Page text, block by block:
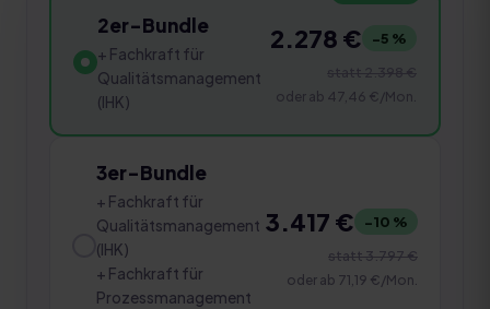
2er-Bundle
+ Fachkraft für
Qualitätsmanagement
(IHK)
2.278 € −5 %
oder ab 47,46 € /Mon.
3er-Bundle
+ Fachkraft für
Qualitätsmanagement
(IHK)
+ Fachkraft für
Prozessmanagement
3.417 € −10 %
statt3.797 €
oder ab 71,19 € /Mon.